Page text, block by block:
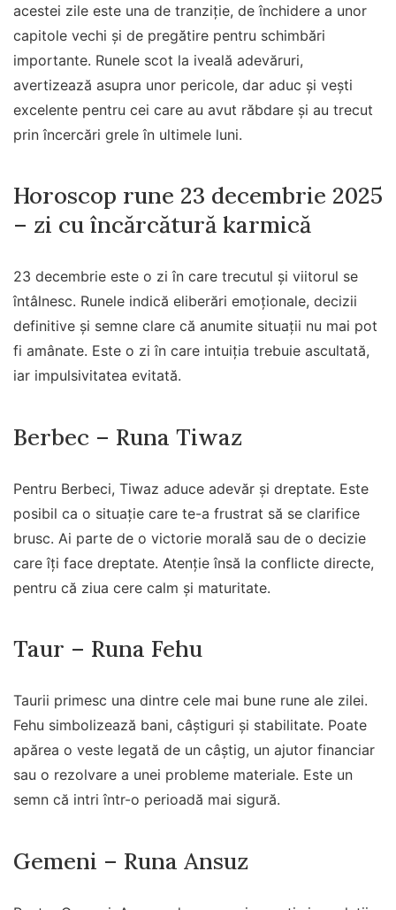
acestei zile este una de tranziție, de închidere a unor
capitole vechi și de pregătire pentru schimbări
importante. Runele scot la iveală adevăruri,
avertizează asupra unor pericole, dar aduc și vești
excelente pentru cei care au avut răbdare și au trecut
prin încercări grele în ultimele luni.
Horoscop rune 23 decembrie 2025
– zi cu încărcătură karmică
23 decembrie este o zi în care trecutul și viitorul se
întâlnesc. Runele indică eliberări emoționale, decizii
definitive și semne clare că anumite situații nu mai pot
fi amânate. Este o zi în care intuiția trebuie ascultată,
iar impulsivitatea evitată.
Berbec – Runa Tiwaz
Pentru Berbeci, Tiwaz aduce adevăr și dreptate. Este
posibil ca o situație care te-a frustrat să se clarifice
brusc. Ai parte de o victorie morală sau de o decizie
care îți face dreptate. Atenție însă la conflicte directe,
pentru că ziua cere calm și maturitate.
Taur – Runa Fehu
Taurii primesc una dintre cele mai bune rune ale zilei.
Fehu simbolizează bani, câștiguri și stabilitate. Poate
apărea o veste legată de un câștig, un ajutor financiar
sau o rezolvare a unei probleme materiale. Este un
semn că intri într-o perioadă mai sigură.
Gemeni – Runa Ansuz